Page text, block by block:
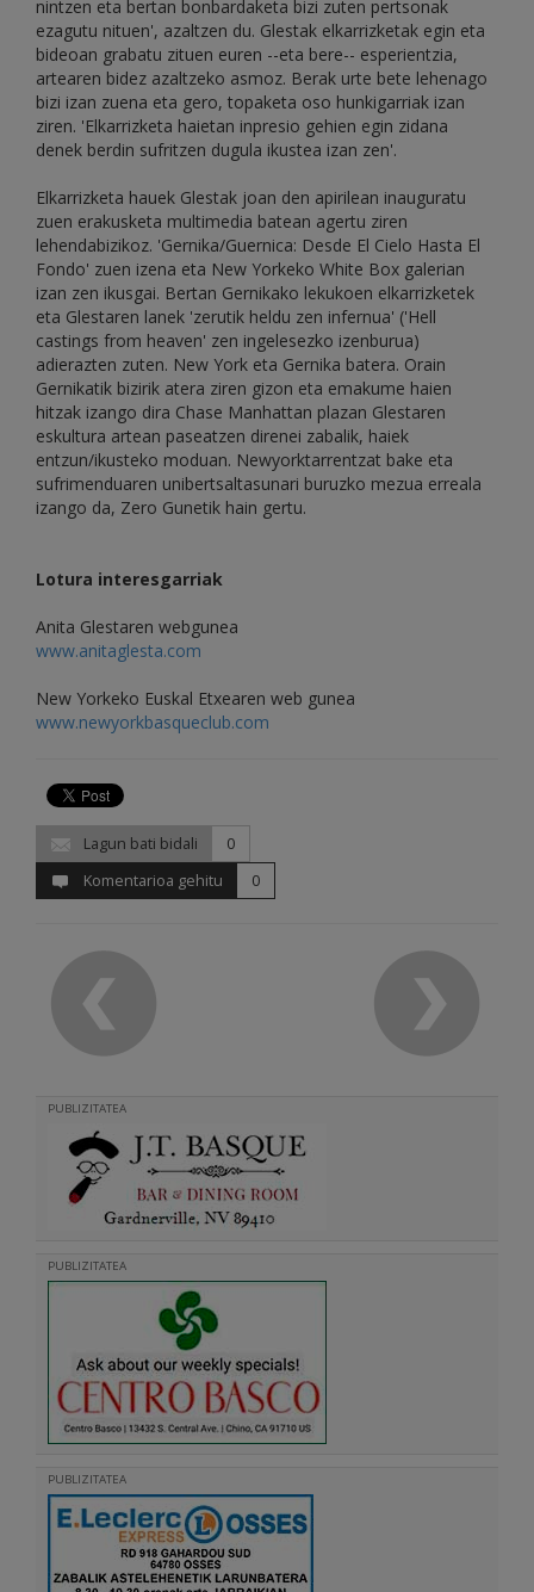
nintzen eta bertan bonbardaketa bizi zuten pertsonak
ezagutu nituen', azaltzen du. Glestak elkarrizketak egin eta
bideoan grabatu zituen euren --eta bere-- esperientzia,
artearen bidez azaltzeko asmoz. Berak urte bete lehenago
bizi izan zuena eta gero, topaketa oso hunkigarriak izan
ziren. 'Elkarrizketa haietan inpresio gehien egin zidana
denek berdin sufritzen dugula ikustea izan zen'.
Elkarrizketa hauek Glestak joan den apirilean inauguratu
zuen erakusketa multimedia batean agertu ziren
lehendabizikoz. 'Gernika/Guernica: Desde El Cielo Hasta El
Fondo' zuen izena eta New Yorkeko White Box galerian
izan zen ikusgai. Bertan Gernikako lekukoen elkarrizketek
eta Glestaren lanek 'zerutik heldu zen infernua' ('Hell
castings from heaven' zen ingelesezko izenburua)
adierazten zuten. New York eta Gernika batera. Orain
Gernikatik bizirik atera ziren gizon eta emakume haien
hitzak izango dira Chase Manhattan plazan Glestaren
eskultura artean paseatzen direnei zabalik, haiek
entzun/ikusteko moduan. Newyorktarrentzat bake eta
sufrimenduaren unibertsaltasunari buruzko mezua erreala
izango da, Zero Gunetik hain gertu.
Lotura interesgarriak
Anita Glestaren webgunea
www.anitaglesta.com
New Yorkeko Euskal Etxearen web gunea
www.newyorkbasqueclub.com
Lagun bati bidali
0
Komentarioa gehitu
0
PUBLIZITATEA
PUBLIZITATEA
PUBLIZITATEA